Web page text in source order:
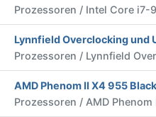
Prozessoren / Intel Core i7-
Lynnfield Overclocking und
Prozessoren / Lynnfield
AMD Phenom II X4 955
Prozessoren / AMD